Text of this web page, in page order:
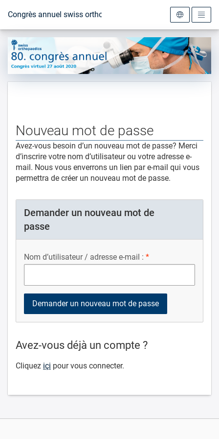
Vers la page d'accueil
Congrès annuel swiss orthopaedics 2020
Nouveau mot de passe
Avez-vous besoin d’un nouveau mot de passe? Merci
d’inscrire votre nom d’utilisateur ou votre adresse e-
mail. Nous vous enverrons un lien par e-mail qui vous
permettra de créer un nouveau mot de passe.
Demander un nouveau mot de
passe
Nom d’utilisateur / adresse e-mail :
Avez-vous déjà un compte ?
Cliquez içi pour vous connecter.